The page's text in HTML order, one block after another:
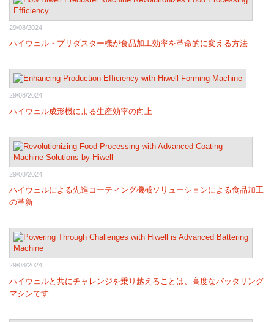
29/08/2024
ハイウェル・プリダスター機が食品加工効率を革命的に変える方法
29/08/2024
ハイウェル成形機による生産効率の向上
29/08/2024
ハイウェルによる先進コーティング機械ソリューションによる食品加工
の革新
29/08/2024
ハイウェルと共にチャレンジを乗り越えることは、高度なバッタリング
マシンです